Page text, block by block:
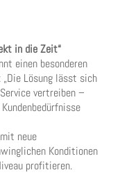
in die Zeit“
einen besonderen
„Die Lösung lässt sich
vertreiben –
neue
Konditionen
profitieren.